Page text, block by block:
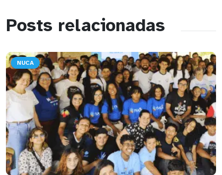
Posts relacionadas
NUCA